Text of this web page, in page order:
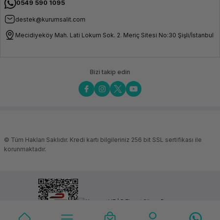
0549 590 1095
destek@kurumsalit.com
Mecidiyeköy Mah. Lati Lokum Sok. 2. Meriç Sitesi No:30 Şişli/İstanbul
Bizi takip edin
© Tüm Hakları Saklıdır. Kredi kartı bilgileriniz 256 bit SSL sertifikası ile
korunmaktadır.